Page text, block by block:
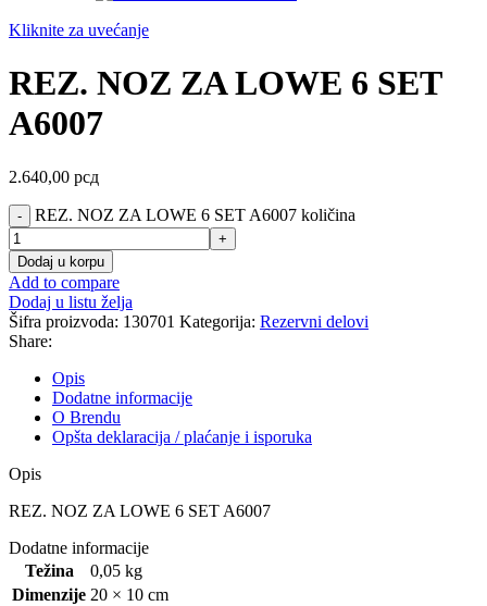
Kliknite za uvećanje
REZ. NOZ ZA LOWE 6 SET
A6007
2.640,00 рсд
REZ. NOZ ZA LOWE 6 SET A6007 količina
Dodaj u korpu
Add to compare
Dodaj u listu želja
Šifra proizvoda: 130701 Kategorija: Rezervni delovi
Share:
Opis
Dodatne informacije
O Brendu
Opšta deklaracija / plaćanje i isporuka
Opis
REZ. NOZ ZA LOWE 6 SET A6007
Dodatne informacije
Težina
0,05 kg
Dimenzije 20 × 10 cm